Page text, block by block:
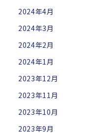
2024年4月
2024年3月
2024年2月
2024年1月
2023年12月
2023年11月
2023年10月
2023年9月